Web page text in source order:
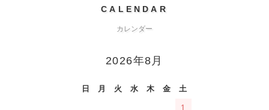
CALENDAR
カレンダー
2026年8月
日 月 火 水 木 金 土
1